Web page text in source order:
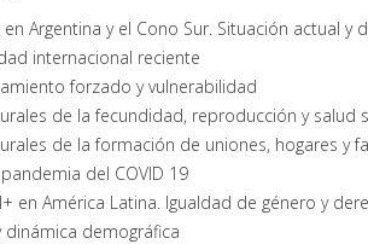
Argentina y el Cono Sur. Situación actual
internacional reciente
forzado y vulnerabilidad
de la fecundidad, reproducción y salud
de la formación de uniones, hogares y
del COVID 19
en América Latina. Igualdad de género y
dinámica demográfica